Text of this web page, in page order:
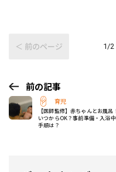
＜ 前のページ 1/2
前の記事
育児
【医師監修】赤ちゃんとお風
いつからOK？事前準備・入浴
手順は？